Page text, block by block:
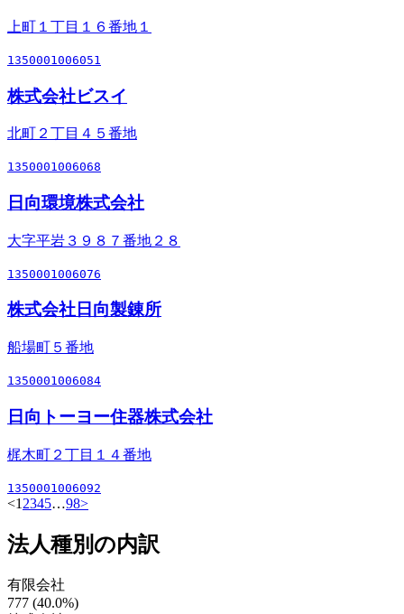
上町１丁目１６番地１
1350001006051
株式会社ビスイ
北町２丁目４５番地
1350001006068
日向環境株式会社
大字平岩３９８７番地２８
1350001006076
株式会社日向製錬所
船場町５番地
1350001006084
日向トーヨー住器株式会社
梶木町２丁目１４番地
1350001006092
<1 2345…98>
法人種別の内訳
有限会社
777 (40.0%)